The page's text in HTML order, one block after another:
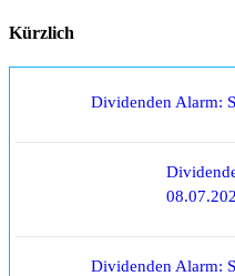
Kürzlich
Dividenden Alarm:
Dividenden Alarm: